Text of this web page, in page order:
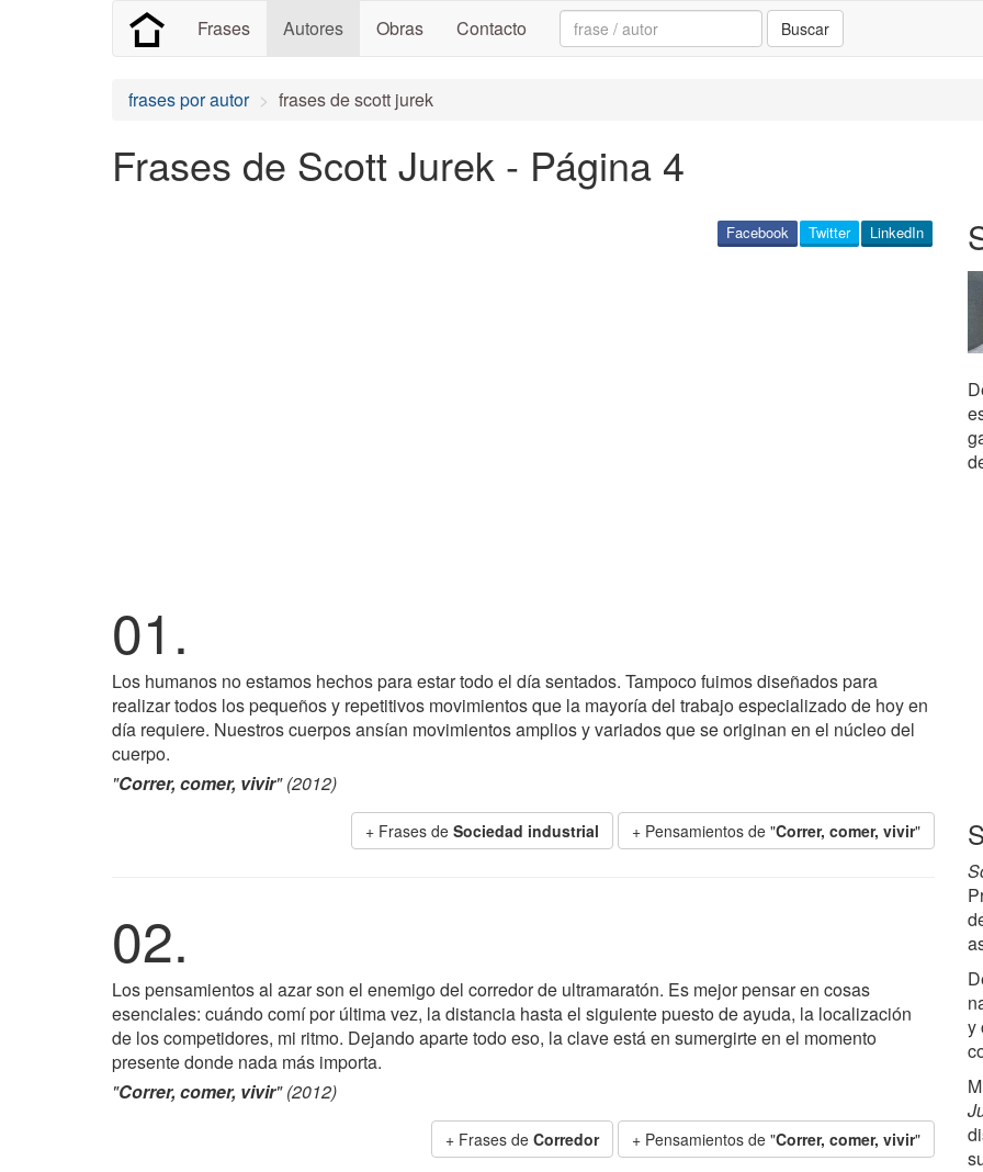
Frases Autores Obras Contacto Search: Buscar
frases por autor frases de scott jurek
Frases de Scott Jurek - Página 4
LinkedIn
Twitter
Facebook
01.
Los humanos no estamos hechos para estar todo el día sentados. Tampoco fuimos diseñados para
realizar todos los pequeños y repetitivos movimientos que la mayoría del trabajo especializado de hoy en
día requiere. Nuestros cuerpos ansían movimientos amplios y variados que se originan en el núcleo del
cuerpo.
"Correr, comer, vivir" (2012)
+ Frases de Sociedad industrial + Pensamientos de "Correr, comer, vivir"
02.
Los pensamientos al azar son el enemigo del corredor de ultramaratón. Es mejor pensar en cosas
esenciales: cuándo comí por última vez, la distancia hasta el siguiente puesto de ayuda, la localización
de los competidores, mi ritmo. Dejando aparte todo eso, la clave está en sumergirte en el momento
presente donde nada más importa.
"Correr, comer, vivir" (2012)
+ Frases de Corredor + Pensamientos de "Correr, comer, vivir"
y